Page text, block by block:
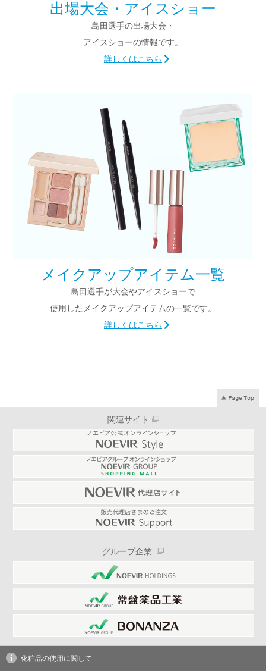
出場大会・アイスショー
島田選手の出場大会・
アイスショーの情報です。
詳しくはこちら
メイクアップアイテム一覧
島田選手が大会やアイスショーで
使用した メイクアップアイテムの一覧です。
詳しくはこちら
関連サイト
グループ企業
化粧品の使用に関して